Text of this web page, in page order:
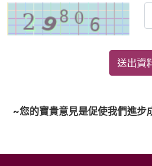
送出資
~您的寶貴意見是促使我們進步